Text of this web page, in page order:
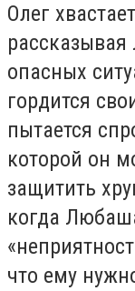
Олег
опасных
гордится
пытается
которой он
защитить
когда
что ему